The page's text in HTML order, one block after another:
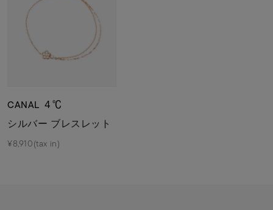
CANAL ４℃
シルバー ブレスレット
¥8,910(tax in)